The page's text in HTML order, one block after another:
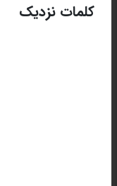
کلمات نزدیک